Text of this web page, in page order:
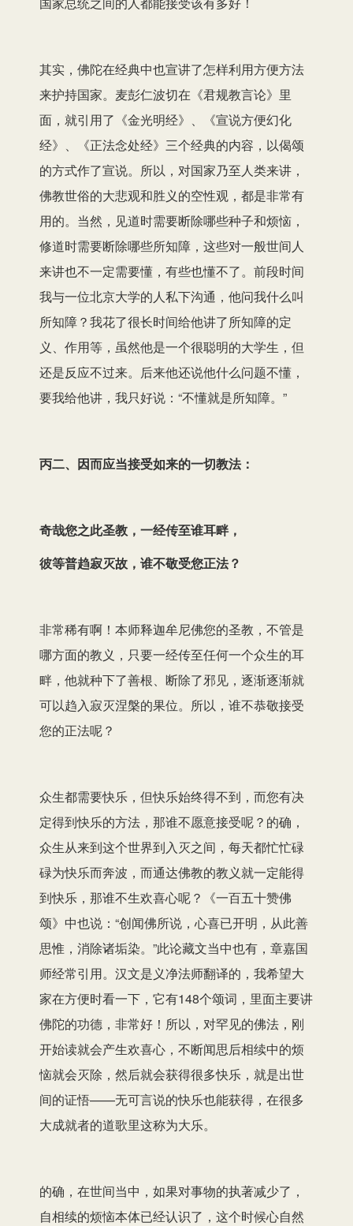
其实，佛陀在经典中也宣讲了怎样利用方便方法
来护持国家。麦彭仁波切在《君规教言论》里
面，就引用了《金光明经》、《宣说方便幻化
经》、《正法念处经》三个经典的内容，以偈颂
的方式作了宣说。所以，对国家乃至人类来讲，
佛教世俗的大悲观和胜义的空性观，都是非常有
用的。当然，见道时需要断除哪些种子和烦恼，
修道时需要断除哪些所知障，这些对一般世间人
来讲也不一定需要懂，有些也懂不了。前段时间
我与一位北京大学的人私下沟通，他问我什么叫
所知障？我花了很长时间给他讲了所知障的定
义、作用等，虽然他是一个很聪明的大学生，但
还是反应不过来。后来他还说他什么问题不懂，
要我给他讲，我只好说：“不懂就是所知障。”
丙二、因而应当接受如来的一切教法：
奇哉您之此圣教，一经传至谁耳畔，
彼等普趋寂灭故，谁不敬受您正法？
非常稀有啊！本师释迦牟尼佛您的圣教，不管是
哪方面的教义，只要一经传至任何一个众生的耳
畔，他就种下了善根、断除了邪见，逐渐逐渐就
可以趋入寂灭涅槃的果位。所以，谁不恭敬接受
您的正法呢？
众生都需要快乐，但快乐始终得不到，而您有决
定得到快乐的方法，那谁不愿意接受呢？的确，
众生从来到这个世界到入灭之间，每天都忙忙碌
碌为快乐而奔波，而通达佛教的教义就一定能得
到快乐，那谁不生欢喜心呢？《一百五十赞佛
颂》中也说：“创闻佛所说，心喜已开明，从此善
思惟，消除诸垢染。”此论藏文当中也有，章嘉国
师经常引用。汉文是义净法师翻译的，我希望大
家在方便时看一下，它有148个颂词，里面主要讲
佛陀的功德，非常好！所以，对罕见的佛法，刚
开始读就会产生欢喜心，不断闻思后相续中的烦
恼就会灭除，然后就会获得很多快乐，就是出世
间的证悟——无可言说的快乐也能获得，在很多
大成就者的道歌里这称为大乐。
的确，在世间当中，如果对事物的执著减少了，
自相续的烦恼本体已经认识了，这个时候心自然